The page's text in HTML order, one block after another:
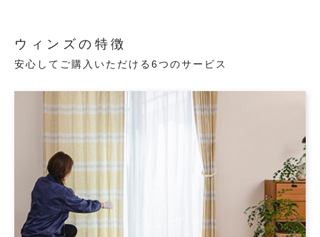
ウィンズの特徴
安心してご購入いただける6つのサービス